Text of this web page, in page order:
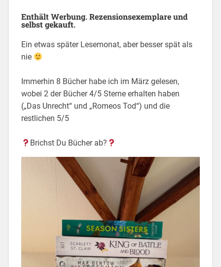
Enthält Werbung. Rezensionsexemplare und
selbst gekauft.
Ein etwas später Lesemonat, aber besser spät als
nie
Immerhin 8 Bücher habe ich im März gelesen,
wobei 2 der Bücher 4/5 Sterne erhalten haben
(„Das Unrecht“ und „Romeos Tod“) und die
restlichen 5/5
Brichst Du Bücher ab?